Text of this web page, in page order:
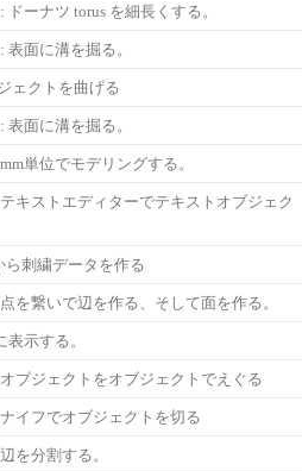
ドーナツ torus を細長くする。
表面に溝を掘る。
ェクトを曲げる
表面に溝を掘る。
単位でモデリングする。
キストエディターでテキストオブジェク
ら刺繍データを作る
を繋いで辺を作る、そして面を作る。
示する。
ブジェクトをオブジェクトでえぐる
イフでオブジェクトを切る
を分割する。